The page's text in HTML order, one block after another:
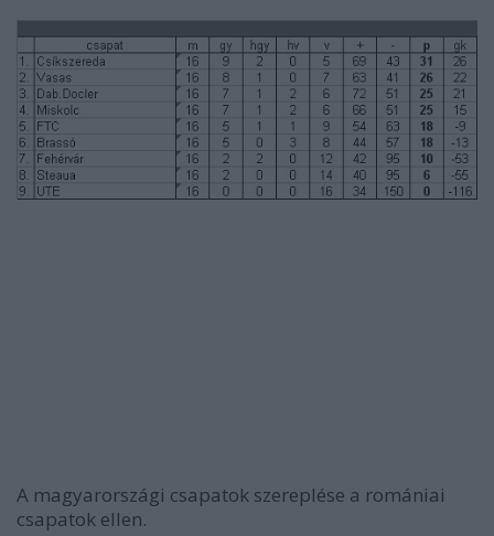
A magyarországi csapatok szereplése a romániai
csapatok ellen.